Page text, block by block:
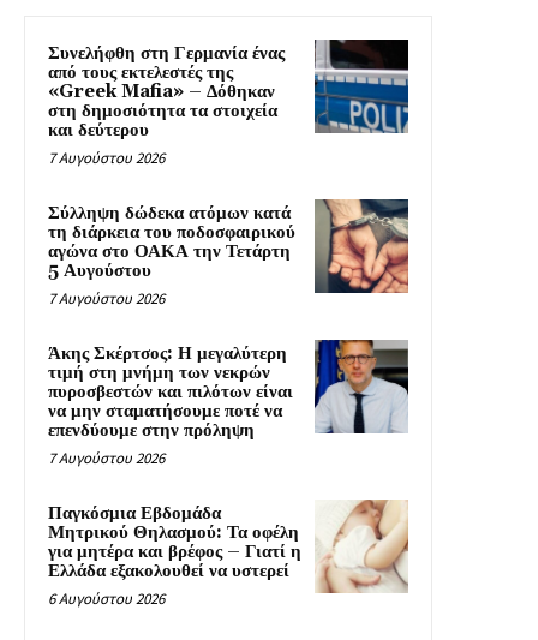
Συνελήφθη στη Γερμανία ένας
από τους εκτελεστές της
«Greek Mafia» – Δόθηκαν
στη δημοσιότητα τα στοιχεία
και δεύτερου
7 Αυγούστου 2026
Σύλληψη δώδεκα ατόμων κατά
τη διάρκεια του ποδοσφαιρικού
αγώνα στο ΟΑΚΑ την Τετάρτη
5 Αυγούστου
7 Αυγούστου 2026
Άκης Σκέρτσος: Η μεγαλύτερη
τιμή στη μνήμη των νεκρών
πυροσβεστών και πιλότων είναι
να μην σταματήσουμε ποτέ να
επενδύουμε στην πρόληψη
7 Αυγούστου 2026
Παγκόσμια Εβδομάδα
Μητρικού Θηλασμού: Τα οφέλη
για μητέρα και βρέφος – Γιατί η
Ελλάδα εξακολουθεί να υστερεί
6 Αυγούστου 2026